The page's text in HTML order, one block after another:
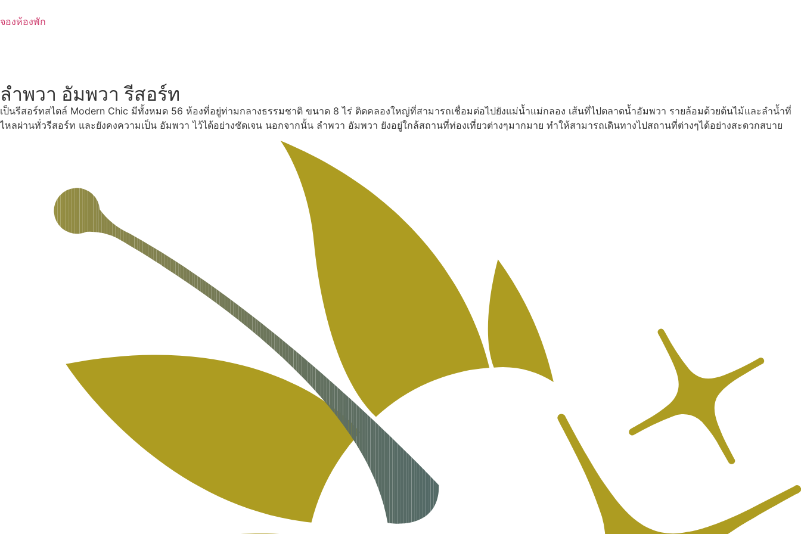
to
จองห้องพัก
ลำพวา อัมพวา รีสอร์ท
เป็นรีสอร์ทสไตล์ Modern Chic มีทั้งหมด 56 ห้องที่อยู่ท่ามกลางธรรมชาติ ขนาด 8 ไร่ ติดคลองใหญ่ที่สามารถเชื่อมต่อไปยังแม่น้ำแม่กลอง เส้นที่ไปตลาดน้ำอัมพวา รายล้อมด้วยต้นไม้และลำน้ำที่
ไหลผ่านทั่วรีสอร์ท และยังคงความเป็น อัมพวา ไว้ได้อย่างชัดเจน นอกจากนั้น ลำพวา อัมพวา ยังอยู่ใกล้สถานที่ท่องเที่ยวต่างๆมากมาย ทำให้สามารถเดินทางไปสถานที่ต่างๆได้อย่างสะดวกสบาย